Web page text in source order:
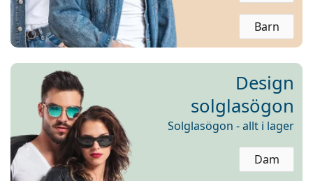
Persol
Prada
Upptäck alla
Barn
Design
solglasögon
Solglasögon - allt i lager
Dam